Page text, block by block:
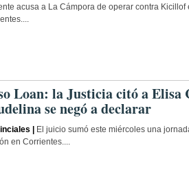
acusa a La Cámpora de operar contra Kicillof
Loan: la Justicia citó a Elisa
se negó a declarar
|
El juicio sumó este miércoles una
en Corrientes....